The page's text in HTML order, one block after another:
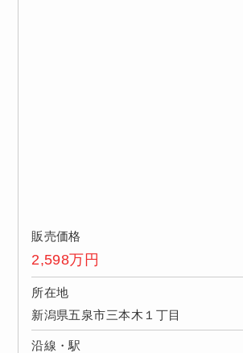
販売価格
2,598万円
所在地
新潟県五泉市三本木１丁目
沿線・駅